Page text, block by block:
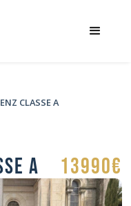
CLASSE A
A 13990€